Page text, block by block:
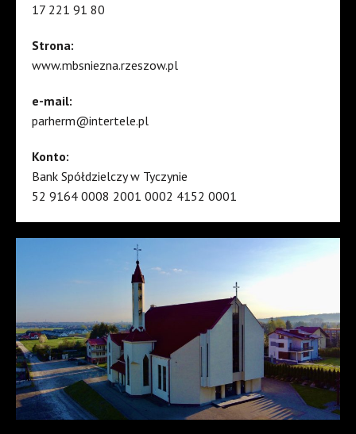
17 221 91 80
Strona:
www.mbsniezna.rzeszow.pl
e-mail:
parherm@intertele.pl
Konto:
Bank Spółdzielczy w Tyczynie
52 9164 0008 2001 0002 4152 0001